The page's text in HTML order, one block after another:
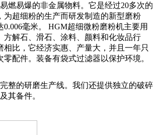
燃易爆的非金属物料。它是经过20多次的
为超细粉的生产而研发制造的新型磨粉
0.006毫米。 HGM超细微粉磨粉机主要用
方解石、滑石、涂料、颜料和化妆品行
相比，它经济实惠、产量大，并且一年只
零配件。装备有袋式过滤器以保护环境。
整的研磨生产线。我们还提供独立的破碎
其备件。